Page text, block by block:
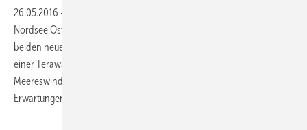
26.05.2016 -
Nordsee Ost und Global Tech I: Im April und im Mai überschritten die
beiden neuen Offshore-Windkraftfelder das Produktionsvolumen von
einer Terawattstunde (TWh). Damit erfüllen beide
Meereswindenergieprojekte laut Betreibern vollauf die
Erwartungen.